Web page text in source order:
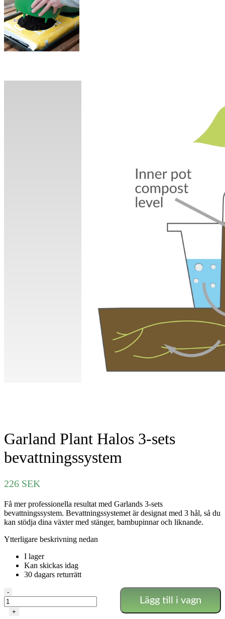
Garland Plant Halos 3-sets
bevattningssystem
226 SEK
Få mer professionella resultat med Garlands 3-sets
bevattningssystem. Bevattningssystemet är designat med 3 hål, så du
kan stödja dina växter med stänger, bambupinnar och liknande.
Ytterligare beskrivning nedan
I lager
Kan skickas idag
30 dagars returrätt
Garland
Plant
Halos
-
+
Lägg till i vagn